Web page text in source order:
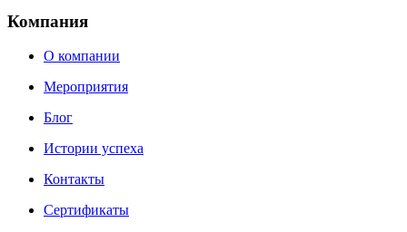
Компания
О компании
Мероприятия
Блог
Истории успеха
Контакты
Сертификаты